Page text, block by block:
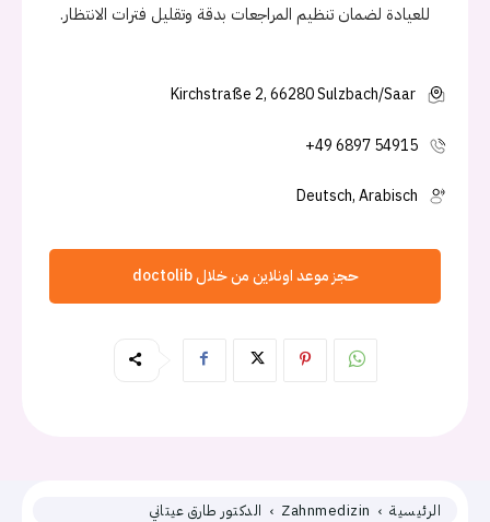
الرئيسية Zahnmedizin الدكتور طارق عيتاني
للعيادة لضمان تنظيم المراجعات بدقة وتقليل فترات الانتظار.
Kirchstraße 2, 66280 Sulzbach/Saar
+49 6897 54915
Deutsch, Arabisch
حجز موعد اونلاين من خلال doctolib